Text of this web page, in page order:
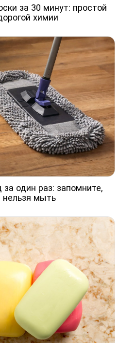
за 30 минут: простой
химии
один раз: запомните,
нельзя мыть